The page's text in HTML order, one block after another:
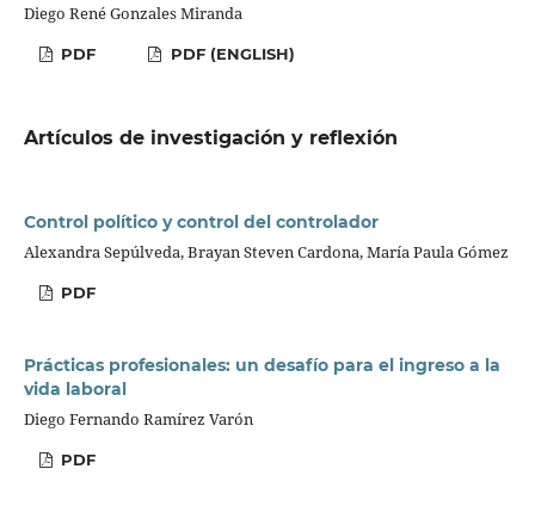
Diego René Gonzales Miranda
PDF PDF (ENGLISH)
Artículos de investigación y reflexión
Control político y control del controlador
Alexandra Sepúlveda, Brayan Steven Cardona, María Paula Gómez
PDF
Prácticas profesionales: un desafío para el ingreso a la
vida laboral
Diego Fernando Ramírez Varón
PDF